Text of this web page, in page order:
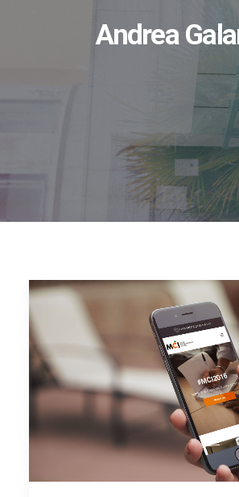
Iscrizioni
Andrea